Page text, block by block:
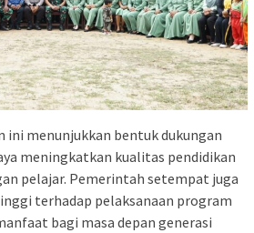
ini menunjukkan bentuk dukungan
meningkatkan kualitas pendidikan
pelajar. Pemerintah setempat juga
terhadap pelaksanaan program
bagi masa depan generasi